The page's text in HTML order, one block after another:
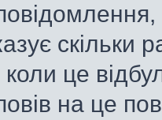
скільки
коли це
на це